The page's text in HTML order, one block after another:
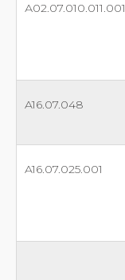
А02.07.010.011.001
A16.07.048
A16.07.025.001